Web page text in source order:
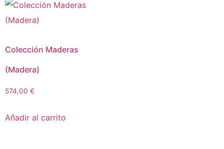
Colección Maderas
(Madera)
574,00 €
Añadir al carrito